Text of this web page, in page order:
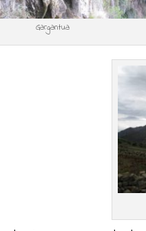
Gargantua